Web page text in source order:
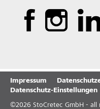
Impressum
Datenschutz-Einstellungen
©2026 StoCretec GmbH - all